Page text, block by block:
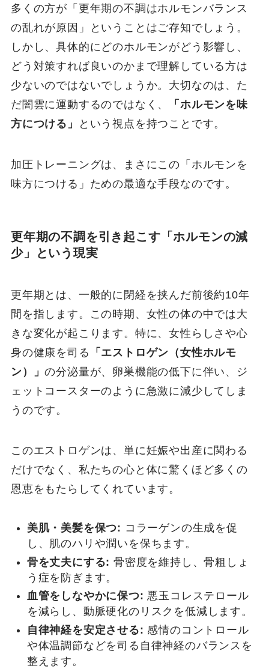
多くの方が「更年期の不調はホルモンバランス
の乱れが原因」ということはご存知でしょう。
しかし、具体的にどのホルモンがどう影響し、
どう対策すれば良いのかまで理解している方は
少ないのではないでしょうか。大切なのは、た
だ闇雲に運動するのではなく、
「ホルモンを味
方につける」
という視点を持つことです。
加圧トレーニングは、まさにこの「ホルモンを
味方につける」ための最適な手段なのです。
更年期の不調を引き起こす「ホルモンの減
少」という現実
更年期とは、一般的に閉経を挟んだ前後約10年
間を指します。この時期、女性の体の中では大
きな変化が起こります。特に、女性らしさや心
身の健康を司る
「エストロゲン（女性ホルモ
ン）」の分泌量が、卵巣機能の低下に伴い、ジ
ェットコースターのように急激に減少してしま
うのです。
このエストロゲンは、単に妊娠や出産に関わる
だけでなく、私たちの心と体に驚くほど多くの
恩恵をもたらしてくれています。
美肌・美髪を保つ: コラーゲンの生成を促
し、肌のハリや潤いを保ちます。
骨を丈夫にする: 骨密度を維持し、骨粗しょ
う症を防ぎます。
血管をしなやかに保つ: 悪玉コレステロール
を減らし、動脈硬化のリスクを低減します。
自律神経を安定させる: 感情のコントロール
や体温調節などを司る自律神経のバランスを
整えます。